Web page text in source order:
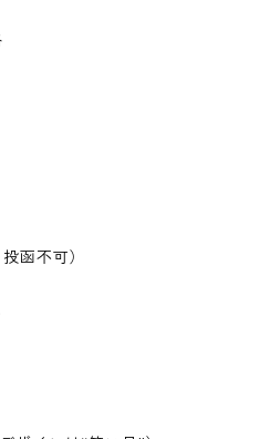
函不可）